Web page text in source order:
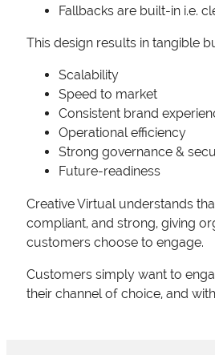
Fallbacks are built-in i.e.
This design results in tangible
Scalability
Speed to market
Consistent brand
Operational efficiency
Strong governance &
Future-readiness
Creative Virtual understands
compliant, and strong, giving
customers choose to engage.
Customers simply want to
their channel of choice, and